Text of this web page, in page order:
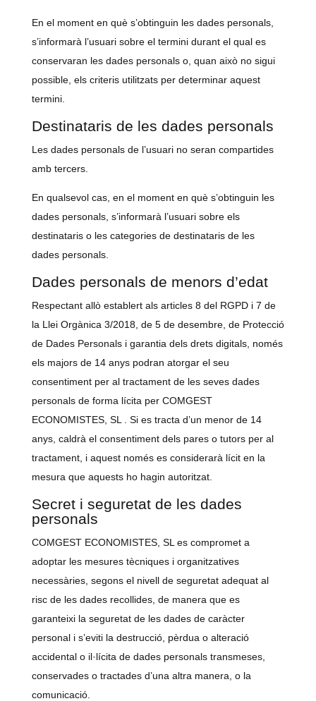
En el moment en què s’obtinguin les dades personals,
s’informarà l’usuari sobre el termini durant el qual es
conservaran les dades personals o, quan això no sigui
possible, els criteris utilitzats per determinar aquest
termini.
Destinataris de les dades personals
Les dades personals de l’usuari no seran compartides
amb tercers.
En qualsevol cas, en el moment en què s’obtinguin les
dades personals, s’informarà l’usuari sobre els
destinataris o les categories de destinataris de les
dades personals.
Dades personals de menors d’edat
Respectant allò establert als articles 8 del RGPD i 7 de
la Llei Orgànica 3/2018, de 5 de desembre, de Protecció
de Dades Personals i garantia dels drets digitals, només
els majors de 14 anys podran atorgar el seu
consentiment per al tractament de les seves dades
personals de forma lícita per COMGEST
ECONOMISTES, SL . Si es tracta d’un menor de 14
anys, caldrà el consentiment dels pares o tutors per al
tractament, i aquest només es considerarà lícit en la
mesura que aquests ho hagin autoritzat.
Secret i seguretat de les dades
personals
COMGEST ECONOMISTES, SL es compromet a
adoptar les mesures tècniques i organitzatives
necessàries, segons el nivell de seguretat adequat al
risc de les dades recollides, de manera que es
garanteixi la seguretat de les dades de caràcter
personal i s’eviti la destrucció, pèrdua o alteració
accidental o il·lícita de dades personals transmeses,
conservades o tractades d’una altra manera, o la
comunicació.